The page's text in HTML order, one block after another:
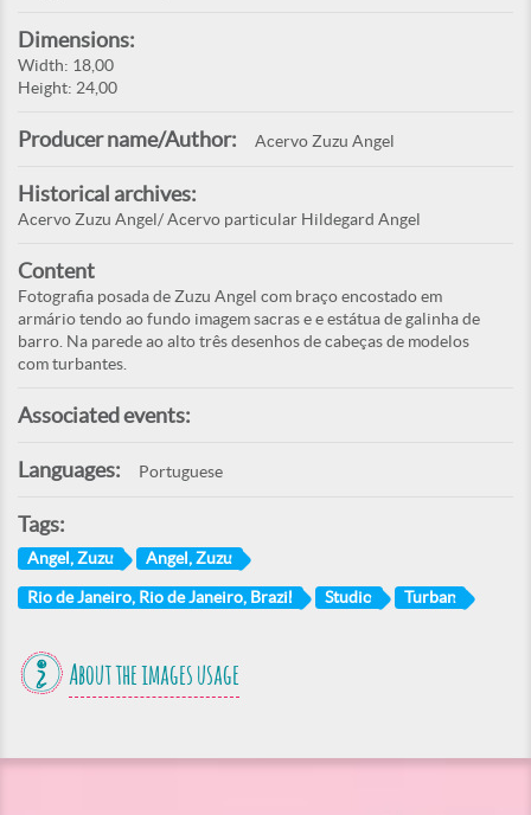
Dimensions:
Width: 18,00
Height: 24,00
Producer name/Author: Acervo Zuzu Angel
Historical archives:
Acervo Zuzu Angel/ Acervo particular Hildegard Angel
Content
Fotografia posada de Zuzu Angel com braço encostado em
armário tendo ao fundo imagem sacras e e estátua de galinha de
barro. Na parede ao alto três desenhos de cabeças de modelos
com turbantes.
Associated events:
Languages: Portuguese
Tags:
Angel, Zuzu Angel, Zuzu
Rio de Janeiro, Rio de Janeiro, Brazil Studio Turban
About the images usage